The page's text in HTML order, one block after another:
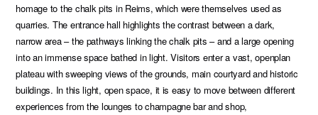
homage to the chalk pits in Reims, which were themselves used as
quarries. The entrance hall highlights the contrast between a dark,
narrow area – the pathways linking the chalk pits – and a large opening
into an immense space bathed in light. Visitors enter a vast, openplan
plateau with sweeping views of the grounds, main courtyard and historic
buildings. In this light, open space, it is easy to move between different
experiences from the lounges to champagne bar and shop,